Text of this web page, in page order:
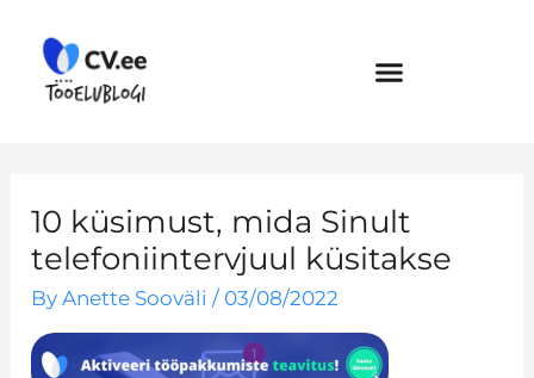
content
10 küsimust, mida Sinult
telefoniintervjuul küsitakse
ByAnette Sooväli/ 03/08/2022